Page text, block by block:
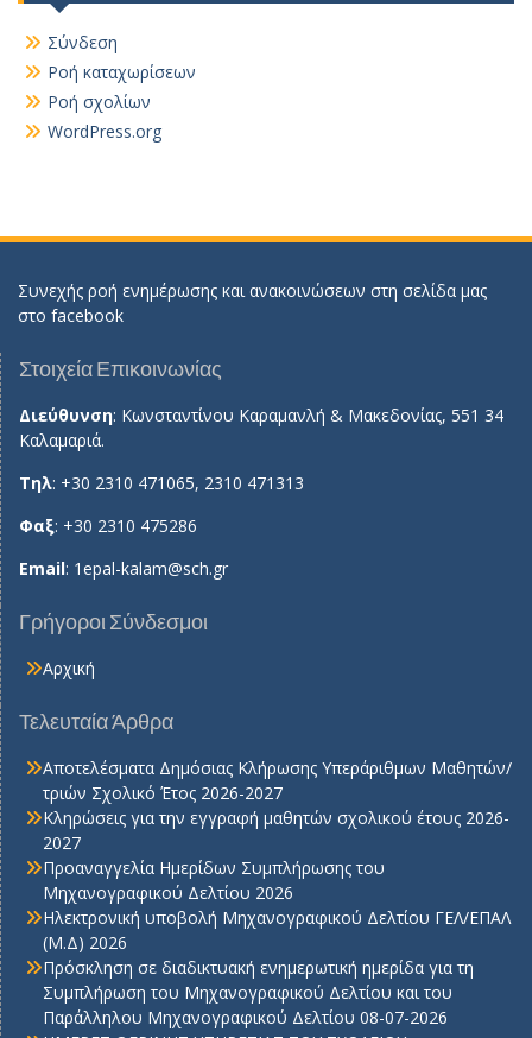
Σύνδεση
Ροή καταχωρίσεων
Ροή σχολίων
WordPress.org
Συνεχής ροή ενημέρωσης και ανακοινώσεων στη σελίδα μας
στο facebook
Στοιχεία Επικοινωνίας
Διεύθυνση: Κωνσταντίνου Καραμανλή & Μακεδονίας, 551 34
Καλαμαριά.
Τηλ: +30 2310 471065, 2310 471313
Φαξ: +30 2310 475286
Email: 1epal-kalam@sch.gr
Γρήγοροι Σύνδεσμοι
Αρχική
Τελευταία Άρθρα
Αποτελέσματα Δημόσιας Κλήρωσης Υπεράριθμων Μαθητών/
τριών Σχολικό Έτος 2026-2027
Κληρώσεις για την εγγραφή μαθητών σχολικού έτους 2026-
2027
Προαναγγελία Ημερίδων Συμπλήρωσης του
Μηχανογραφικού Δελτίου 2026
Ηλεκτρονική υποβολή Μηχανογραφικού Δελτίου ΓΕΛ/ΕΠΑΛ
(Μ.Δ) 2026
Πρόσκληση σε διαδικτυακή ενημερωτική ημερίδα για τη
Συμπλήρωση του Μηχανογραφικού Δελτίου και του
Παράλληλου Μηχανογραφικού Δελτίου 08-07-2026